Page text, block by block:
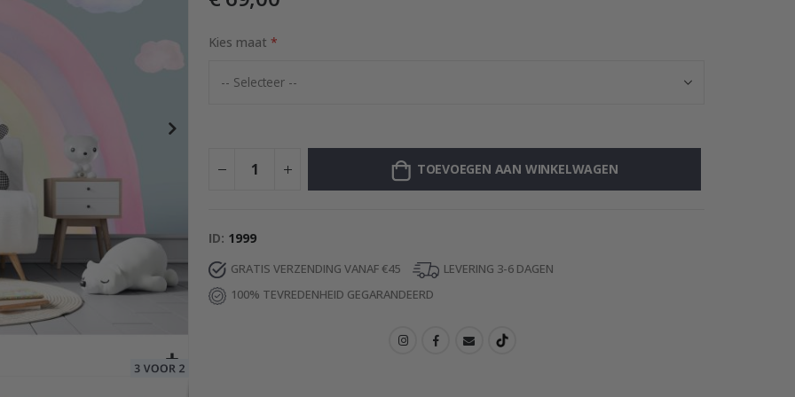
Kies maat
TOEVOEGEN AAN WINKELWAGEN
ID 1999
GRATIS VERZENDING VANAF €45
LEVERING 3-6 DAGEN
100% TEVREDENHEID GEGARANDEERD